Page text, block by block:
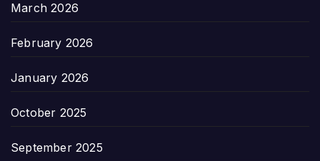
March 2026
February 2026
January 2026
October 2025
September 2025